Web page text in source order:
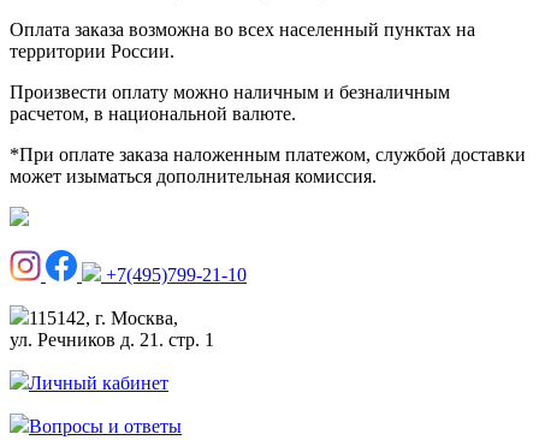
Оплата заказа возможна во всех населенный пунктах на
территории России.
Произвести оплату можно наличным и безналичным
расчетом, в национальной валюте.
*При оплате заказа наложенным платежом, службой доставки
может изыматься дополнительная комиссия.
+7(495)799-21-10
115142, г. Москва,
ул. Речников д. 21. стр. 1
Личный кабинет
Вопросы и ответы